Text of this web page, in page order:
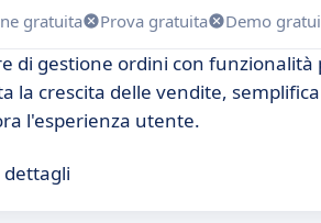
gratuita Prova gratuita Demo
di gestione ordini con funzionalità
la crescita delle vendite,
l'esperienza utente.
dettagli